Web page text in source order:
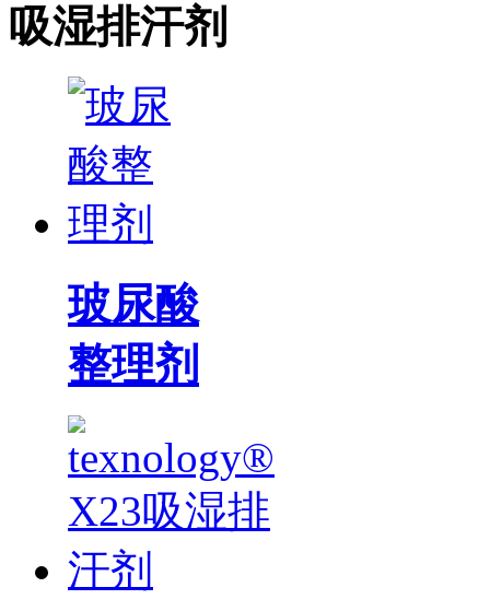
吸湿排汗剂
玻尿酸
整理剂